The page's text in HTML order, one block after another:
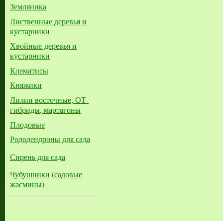
Земляника
Лиственные деревья и
кустарники
Хвойные деревья и
кустарники
Клематисы
Княжики
Лилии восточные, ОТ-
гибриды, мартагоны
Плодовые
Рододендроны для сада
Сирень для сада
Чубушники (садовые
жасмины)